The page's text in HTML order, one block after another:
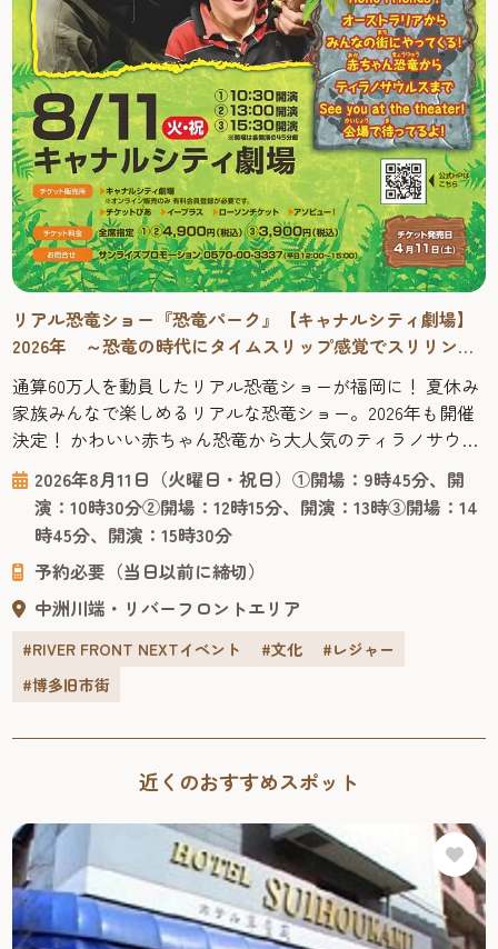
リアル恐竜ショー『恐竜パーク』【キャナルシティ劇場】
2026年 ～恐竜の時代にタイムスリップ感覚でスリリング
に学べる！
通算60万人を動員したリアル恐竜ショーが福岡に！ 夏休み
家族みんなで楽しめるリアルな恐竜ショー。2026年も開催
決定！ かわいい赤ちゃん恐竜から大人気のティラノサウル
スまで登場する、オーストラリアからやってきたリアル恐
竜ショー「恐竜パーク」は、恐竜が生きていた時代にタイ
ムスリップした感覚で楽しくスリリングに学べる、ファミ
リー向けのパフォーマンスショー。 客席で観るだけでな
く、ラッキーなお客様...
2026年8月11日（火曜日・祝日）①開場：9時45分、開
演：10時30分②開場：12時15分、開演：13時③開場：14
時45分、開演：15時30分
予約必要（当日以前に締切）
中洲川端・リバーフロントエリア
#RIVER FRONT NEXTイベント #文化
#レジャー
#博多旧市街
近くのおすすめスポット